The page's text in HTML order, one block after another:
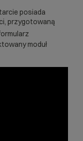
posiada
przygotowaną
moduł